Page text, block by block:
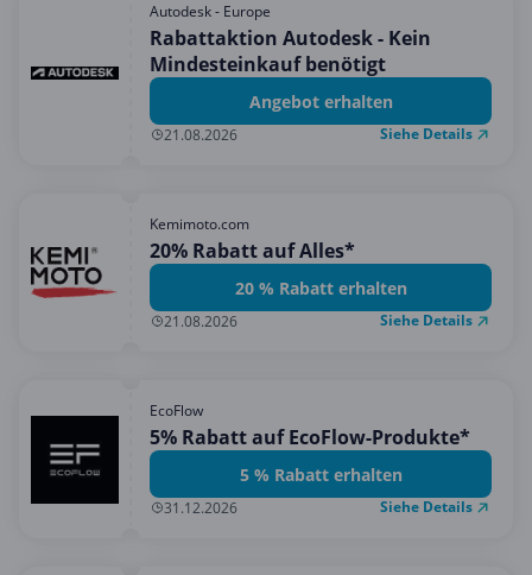
Autodesk - Europe
Rabattaktion Autodesk - Kein
Mindesteinkauf benötigt
Angebot erhalten
21.08.2026 Siehe Details
Kemimoto.com
20% Rabatt auf Alles*
20 % Rabatt erhalten
21.08.2026 Siehe Details
EcoFlow
5% Rabatt auf EcoFlow-Produkte*
5 % Rabatt erhalten
31.12.2026 Siehe Details